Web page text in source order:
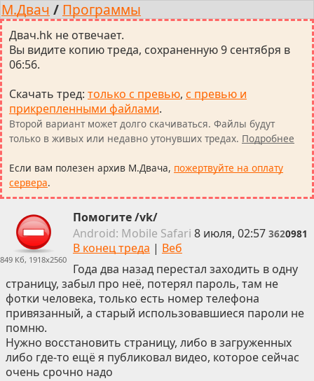
М.Двач / Программы
Двач.hk не отвечает.
Вы видите копию треда, сохраненную 9 сентября в
06:56.
Скачать тред: только с превью, с превью и
прикрепленными файлами.
Второй вариант может долго скачиваться. Файлы будут
только в живых или недавно утонувших тредах. Подробнее
Если вам полезен архив М.Двача, пожертвуйте на оплату
сервера.
849 Кб, 1918x2560
Помогите /vk/
Android: Mobile Safari 8 июля, 02:57 3620981
В конец треда | Веб
Года два назад перестал заходить в одну
страницу, забыл про неё, потерял пароль, там не
фотки человека, только есть номер телефона
привязанный, а старый использовавшиеся пароли не
помню.
Нужно восстановить страницу, либо в загруженных
либо где-то ещё я публиковал видео, которое сейчас
очень срочно надо